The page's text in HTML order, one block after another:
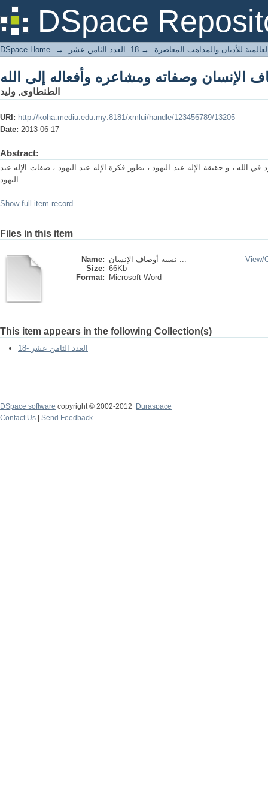
DSpace
الإنسان وصفاته ومشاعره وأفعاله إلى الله
DSpace Home → للأديان والمذاهب المعاصرة → 18- العدد الثامن عشر
الإنسان وصفاته ومشاعره وأفعاله إلى الله
الطنطاوى, وليد
URI: http://koha.mediu.edu.my:8181/xmlui/handle/123456789/13205
Date: 2013-06-17
Abstract:
الله ، و حقيقة الإله عند اليهود ، تطور فكرة الإله عند اليهود ، صفات الإله عند
اليهود
Show full item record
Files in this item
Name:
نسبة أوصاف الإنسان ...
Size: 66Kb
Format:
Microsoft Word
View/
This item appears in the following Collection(s)
18- العدد الثامن عشر
DSpace software copyright © 2002-2012
Duraspace
Contact Us
Send Feedback